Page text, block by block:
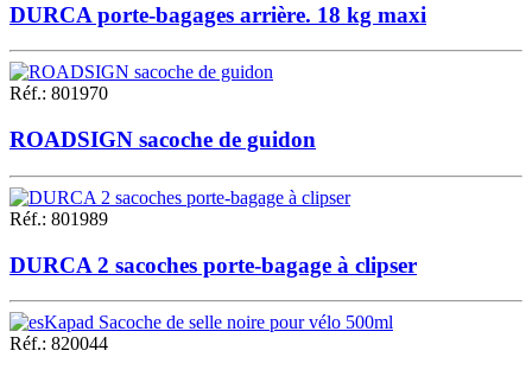
DURCA porte-bagages arrière. 18 kg maxi
Réf.: 801970
ROADSIGN sacoche de guidon
Réf.: 801989
DURCA 2 sacoches porte-bagage à clipser
Réf.: 820044